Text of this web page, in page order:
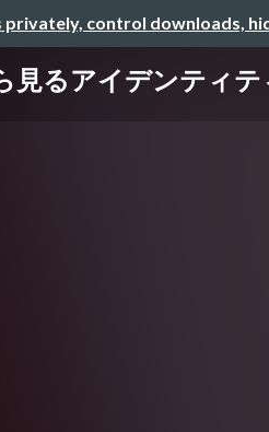
privately, control downloads,
見るアイデンティ